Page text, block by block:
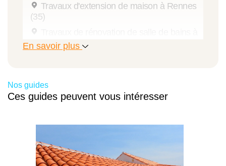
Travaux d'extension de maison à Rennes
(35)
Rennes (35)
Travaux de menuiserie à Rennes (35)
Rénovation énergétique à Rennes (35)
Ravalement de façade à Rennes (35)
En savoir plus
Nos guides
Ces guides peuvent vous intéresser